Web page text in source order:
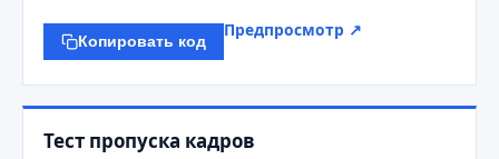
Копировать код
Предпросмотр ↗
Тест пропуска кадров